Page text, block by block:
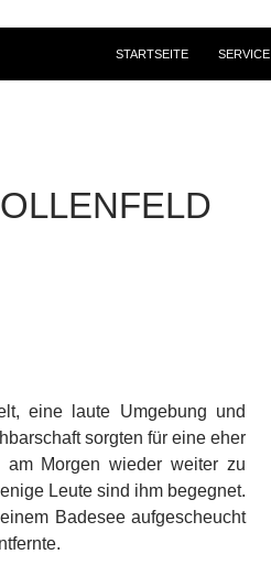
STARTSEITE
SERVICE
eine laute Umgebung und
sorgten für eine eher
Morgen wieder weiter zu
Leute sind ihm begegnet.
Badesee aufgescheucht